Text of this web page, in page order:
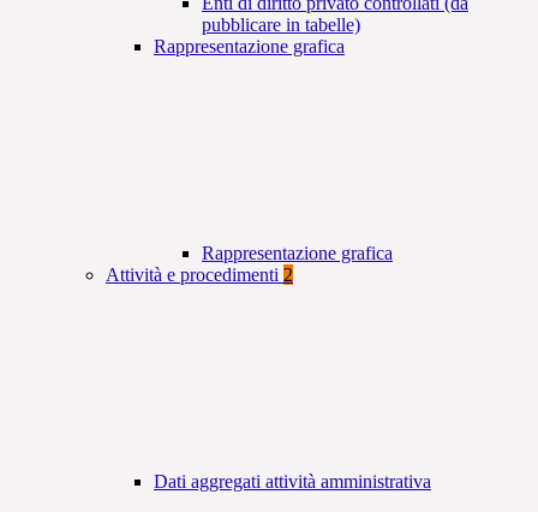
pubblicare in tabelle)
Rappresentazione grafica
Rappresentazione grafica
Attività e procedimenti 2
Dati aggregati attività amministrativa